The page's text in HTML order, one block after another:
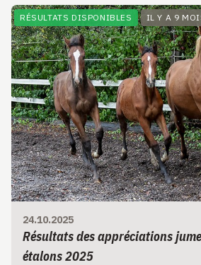
RÉSULTATS DISPONIBLES IL Y A 9
24.10.2025
Résultats des appréciations
étalons 2025